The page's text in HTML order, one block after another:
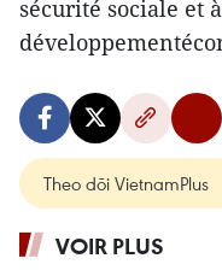
sécurité sociale et
Theo dõi VietnamPlus
VOIR PLUS